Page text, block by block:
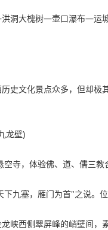
洞大槐树—壶口瀑布—运
史文化景点众多，但却极
龙壁)
寺，体验佛、道、儒三教
九塞，雁门为首"之说。
峡西侧翠屏峰的峭壁间